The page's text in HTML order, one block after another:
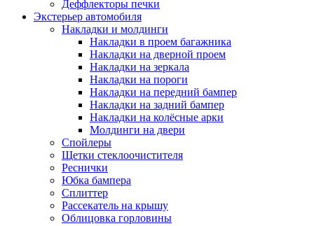
Деффлекторы печки
Экстерьер автомобиля
Накладки и молдинги
Накладки в проем багажника
Накладки на дверной проем
Накладки на зеркала
Накладки на пороги
Накладки на передний бампер
Накладки на задний бампер
Накладки на колёсные арки
Молдинги на двери
Спойлеры
Щетки стеклоочистителя
Реснички
Юбка бампера
Сплиттер
Рассекатель на крышу
Облицовка горловины